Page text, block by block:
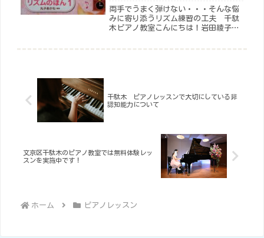
両手でうまく弾けない・・・そんな悩
みに寄り添うリズム練習の工夫 千駄
木ピアノ教室こんにちは！岩田綾子で
千駄木 ピアノレッスンで大切にしている非
認知能力について
文京区千駄木のピアノ教室では無料体験レッ
スンを実施中です！
ホーム ピアノレッスン